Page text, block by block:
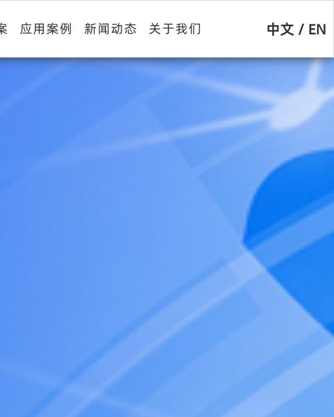
中文 / EN
应用案例 新闻动态 关于我们